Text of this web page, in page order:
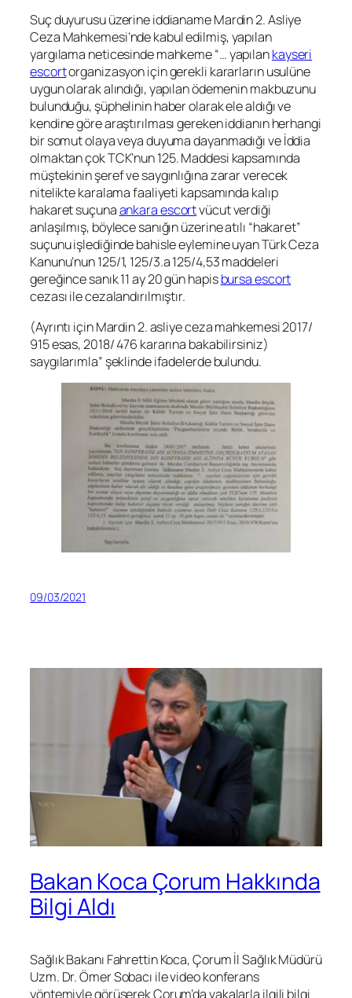
Suç duyurusu üzerine iddianame Mardin 2. Asliye
Ceza Mahkemesi’nde kabul edilmiş, yapılan
yargılama neticesinde mahkeme “… yapılankayseri
escortorganizasyon için gerekli kararların usulüne
uygun olarak alındığı, yapılan ödemenin makbuzunu
bulunduğu, şüphelinin haber olarak ele aldığı ve
kendine göre araştırılması gereken iddianın herhangi
bir somut olaya veya duyuma dayanmadığı ve İddia
olmaktan çok TCK’nun 125. Maddesi kapsamında
müştekinin şeref ve saygınlığına zarar verecek
nitelikte karalama faaliyeti kapsamında kalıp
hakaret suçunaankara escortvücut verdiği
anlaşılmış, böylece sanığın üzerine atılı “hakaret”
suçunu işlediğinde bahisle eylemine uyan Türk Ceza
Kanunu’nun 125/1, 125/3.a 125/4,53 maddeleri
gereğince sanık 11 ay 20 gün hapisbursa escort
cezası ile cezalandırılmıştır.
(Ayrıntı için Mardin 2. asliye ceza mahkemesi 2017/
915 esas, 2018/ 476 kararına bakabilirsiniz)
saygılarımla” şeklinde ifadelerde bulundu.
09/03/2021
Bakan Koca Çorum Hakkında
Bilgi Aldı
Sağlık Bakanı Fahrettin Koca, Çorum İl Sağlık Müdürü
Uzm. Dr. Ömer Sobacı ile video konferans
yöntemiyle görüşerek Çorum’da vakalarla ilgili bilgi